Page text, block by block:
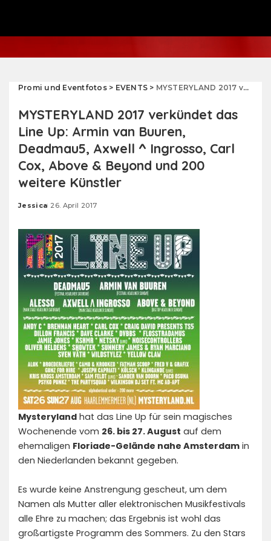
Promi und Eventfotos> EVENTS > MYSTERYLAND 2017 verkündet das Line Up: Armin van Buuren, Deadmau5, Axwell ^ Ingrosso, Carl Cox, Above & Beyond und 200 weitere Künstler
MYSTERYLAND 2017 verkündet das
Line Up: Armin van Buuren,
Deadmau5, Axwell ^ Ingrosso, Carl
Cox, Above & Beyond und 200
weitere Künstler
Posted
Jessica 26. April 2017
Mysteryland hat das Line Up für sein magisches
Wochenende vom 26. bis 27. August auf dem
ehemaligen Floriade-Gelände nahe Amsterdam in
den Niederlanden bekannt gegeben.
Es wurde keine Anstrengung gescheut, um dem
Namen als Mutter aller elektronischen Musikfestivals
alle Ehre zu machen; das Ergebnis ist wohl das
großartigste Programm des Sommers. Zu den Stars